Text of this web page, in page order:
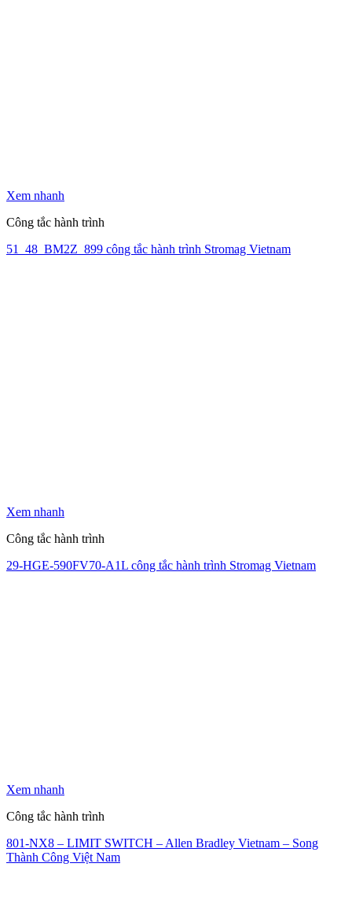
Xem nhanh
Công tắc hành trình
51_48_BM2Z_899 công tắc hành trình Stromag Vietnam
Xem nhanh
Công tắc hành trình
29-HGE-590FV70-A1L công tắc hành trình Stromag Vietnam
Xem nhanh
Công tắc hành trình
801-NX8 – LIMIT SWITCH – Allen Bradley Vietnam – Song
Thành Công Việt Nam